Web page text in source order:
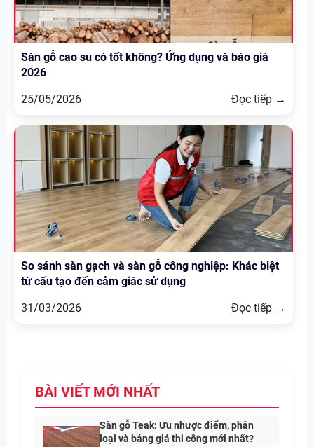
Sàn gỗ cao su có tốt không? Ứng dụng và báo giá
2026
25/05/2026
Đọc tiếp →
So sánh sàn gạch và sàn gỗ công nghiệp: Khác biệt
từ cấu tạo đến cảm giác sử dụng
31/03/2026
Đọc tiếp →
BÀI VIẾT MỚI NHẤT
Sàn gỗ Teak: Ưu nhược điểm, phân
loại và bảng giá thi công mới nhất?